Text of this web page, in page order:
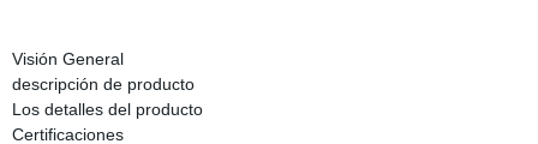
Visión General
descripción de producto
Los detalles del producto
Certificaciones